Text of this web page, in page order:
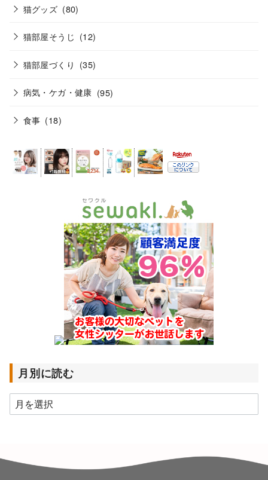
猫グッズ (80)
猫部屋そうじ (12)
猫部屋づくり (35)
病気・ケガ・健康 (95)
食事 (18)
月別に読む
月
別
む